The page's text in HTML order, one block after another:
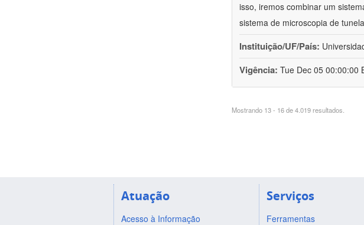
isso, iremos combinar um
sistema de microscopia de
Instituição/UF/País:
Vigência: Tue Dec 05 00:00:00
Mostrando 13 - 16 de 4.019 resultados.
Atuação
Acesso à Informação
Serviços
Ferramentas